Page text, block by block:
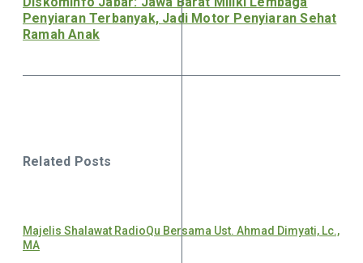
Penyiaran Terbanyak, Jadi Motor Penyiaran Sehat
Ramah Anak
Related Posts
Majelis Shalawat RadioQu Bersama Ust. Ahmad Dimyati, Lc.,
MA